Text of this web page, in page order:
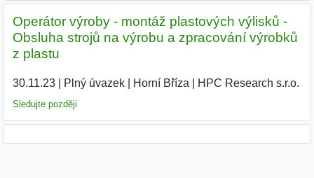
Operátor výroby - montáž plastových výlisků -
Obsluha strojů na výrobu a zpracování výrobků
z plastu
30.11.23| Plný úvazek| Horní Bříza HPC Research s.r.o.
Sledujte později